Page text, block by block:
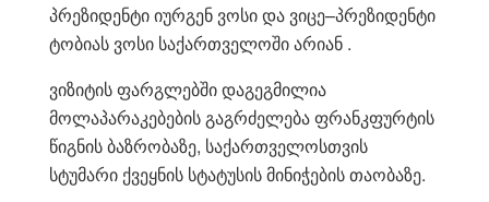
პრეზიდენტი იურგენ ვოსი და ვიცე–პრეზიდენტი
ტობიას ვოსი საქართველოში არიან .
ვიზიტის ფარგლებში დაგეგმილია
მოლაპარაკებების გაგრძელება ფრანკფურტის
წიგნის ბაზრობაზე, საქართველოსთვის
სტუმარი ქვეყნის სტატუსის მინიჭების თაობაზე.